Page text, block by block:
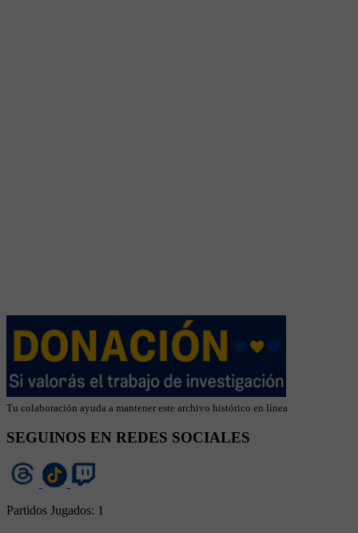
Tu colaboración ayuda a mantener este archivo histórico en línea
SEGUINOS EN REDES SOCIALES
Partidos Jugados: 1